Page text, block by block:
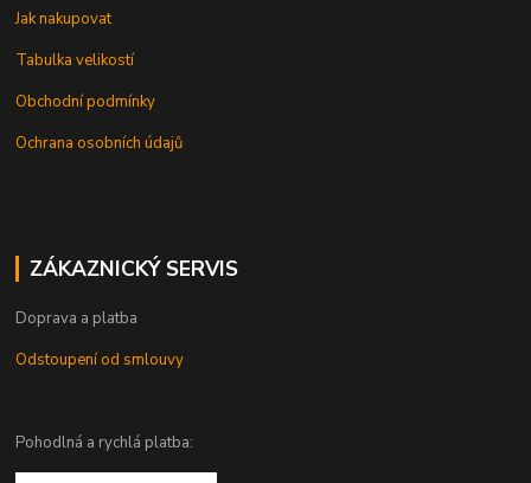
Jak nakupovat
Tabulka velikostí
Obchodní podmínky
Ochrana osobních údajů
ZÁKAZNICKÝ SERVIS
Doprava a platba
Odstoupení od smlouvy
Pohodlná a rychlá platba: